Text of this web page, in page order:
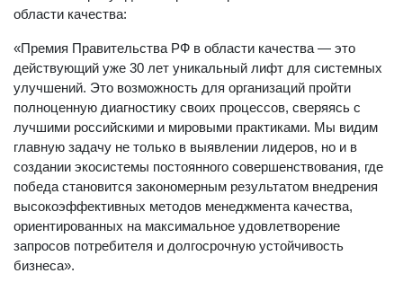
области качества:
«Премия Правительства РФ в области качества — это
действующий уже 30 лет уникальный лифт для системных
улучшений. Это возможность для организаций пройти
полноценную диагностику своих процессов, сверяясь с
лучшими российскими и мировыми практиками. Мы видим
главную задачу не только в выявлении лидеров, но и в
создании экосистемы постоянного совершенствования, где
победа становится закономерным результатом внедрения
высокоэффективных методов менеджмента качества,
ориентированных на максимальное удовлетворение
запросов потребителя и долгосрочную устойчивость
бизнеса».